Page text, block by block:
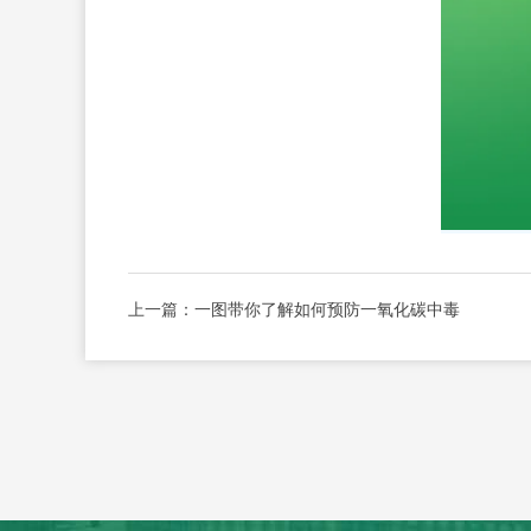
上一篇： 一图带你了解如何预防一氧化碳中毒